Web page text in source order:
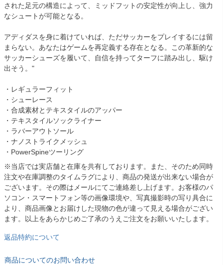
された足元の構造によって、ミッドフットの安定性が向上し、強力
なシュートが可能となる。
アディダスを身に着けていれば、ただサッカーをプレイするには留
まらない。あなたはゲームを再定義する存在となる。この革新的な
サッカーシューズを履いて、自信を持ってターフに踏み出し、駆け
出そう。"
・レギュラーフィット
・シューレース
・合成素材とテキスタイルのアッパー
・テキスタイルソックライナー
・ラバーアウトソール
・ナノストライクメッシュ
・PowerSpineツーリング
※当店では実店舗と在庫を共有しております。また、そのため同時
注文や在庫調整のタイムラグにより、商品の発送が出来ない場合が
ございます。その際はメールにてご連絡差し上げます。お客様のパ
ソコン・スマートフォン等の画像環境や、写真撮影時の写り具合に
より、商品画像とお届けした現物の色が違って見える場合がござい
ます。以上をあらかじめご了承のうえご注文をお願いいたします。
返品特約について
商品についてのお問い合わせ